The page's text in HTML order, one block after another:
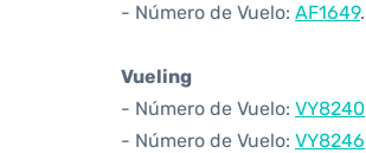
- Número de Vuelo: AF1649
Vueling
- Número de Vuelo: VY8240
- Número de Vuelo: VY8246